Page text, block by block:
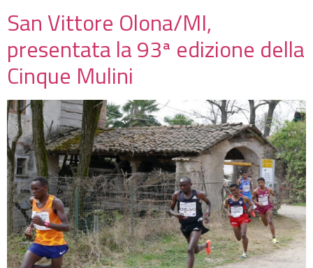
San Vittore Olona/MI,
presentata la 93ª edizione della
Cinque Mulini